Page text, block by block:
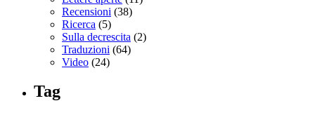
Recensioni (38)
Ricerca (5)
Sulla decrescita (2)
Traduzioni (64)
Video (24)
Tag